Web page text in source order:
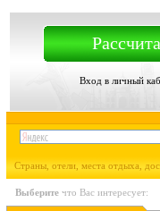
Вход в личный
Страны, отели, места отдыха,
Выберите что Вас интересует: